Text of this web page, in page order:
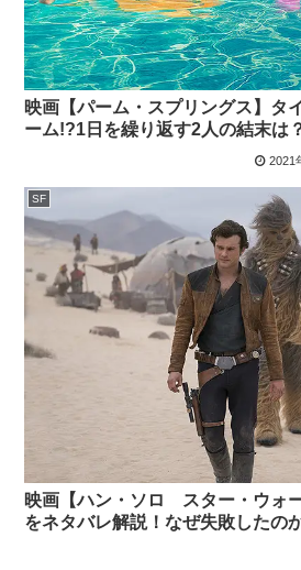
映画【パーム・スプリングス】タ
ーム!?1日を繰り返す2人の結末は
2021
SF
映画【ハン・ソロ スター・ウォ
をネタバレ解説！なぜ失敗したの